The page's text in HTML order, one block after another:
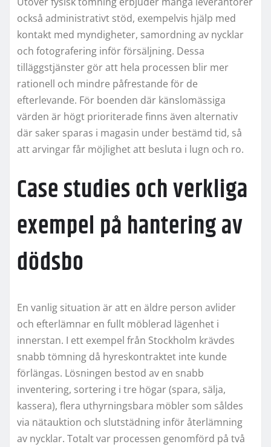
också administrativt stöd, exempelvis hjälp med
kontakt med myndigheter, samordning av nycklar
och fotografering inför försäljning. Dessa
tilläggstjänster gör att hela processen blir mer
rationell och mindre påfrestande för de
efterlevande. För boenden där känslomässiga
värden är högt prioriterade finns även alternativ
där saker sparas i magasin under bestämd tid, så
att arvingar får möjlighet att besluta i lugn och ro.
Case studies och verkliga
exempel på hantering av
dödsbo
En vanlig situation är att en äldre person avlider
och efterlämnar en fullt möblerad lägenhet i
innerstan. I ett exempel från Stockholm krävdes
snabb tömning då hyreskontraktet inte kunde
förlängas. Lösningen bestod av en snabb
inventering, sortering i tre högar (spara, sälja,
kassera), flera uthyrningsbara möbler som såldes
via nätauktion och slutstädning inför återlämning
av nycklar. Totalt var processen genomförd på två